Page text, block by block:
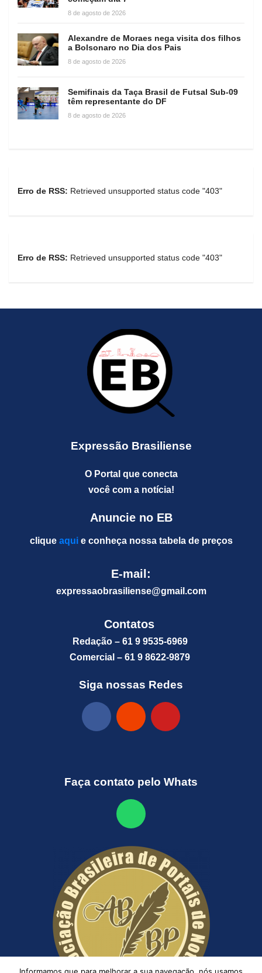
8 de agosto de 2026
Alexandre de Moraes nega visita dos filhos
a Bolsonaro no Dia dos Pais
8 de agosto de 2026
Semifinais da Taça Brasil de Futsal Sub-09
têm representante do DF
8 de agosto de 2026
Erro de RSS: Retrieved unsupported status code "403"
Erro de RSS: Retrieved unsupported status code "403"
Expressão Brasiliense
O Portal que conecta
você com a notícia!
Anuncie no EB
clique aquie conheça nossa tabela de preços
E-mail:
expressaobrasiliense@gmail.com
Contatos
Redação – 61 9 9535-6969
Comercial – 61 9 8622-9879
Siga nossas Redes
Faça contato pelo Whats